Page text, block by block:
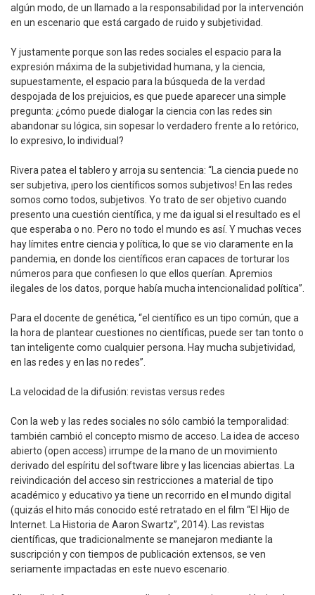
algún modo, de un llamado a la responsabilidad por la intervención
en un escenario que está cargado de ruido y subjetividad.
Y justamente porque son las redes sociales el espacio para la
expresión máxima de la subjetividad humana, y la ciencia,
supuestamente, el espacio para la búsqueda de la verdad
despojada de los prejuicios, es que puede aparecer una simple
pregunta: ¿cómo puede dialogar la ciencia con las redes sin
abandonar su lógica, sin sopesar lo verdadero frente a lo retórico,
lo expresivo, lo individual?
Rivera patea el tablero y arroja su sentencia: “La ciencia puede no
ser subjetiva, ¡pero los científicos somos subjetivos! En las redes
somos como todos, subjetivos. Yo trato de ser objetivo cuando
presento una cuestión científica, y me da igual si el resultado es el
que esperaba o no. Pero no todo el mundo es así. Y muchas veces
hay límites entre ciencia y política, lo que se vio claramente en la
pandemia, en donde los científicos eran capaces de torturar los
números para que confiesen lo que ellos querían. Apremios
ilegales de los datos, porque había mucha intencionalidad política”.
Para el docente de genética, “el científico es un tipo común, que a
la hora de plantear cuestiones no científicas, puede ser tan tonto o
tan inteligente como cualquier persona. Hay mucha subjetividad,
en las redes y en las no redes”.
La velocidad de la difusión: revistas versus redes
Con la web y las redes sociales no sólo cambió la temporalidad:
también cambió el concepto mismo de acceso. La idea de acceso
abierto (open access) irrumpe de la mano de un movimiento
derivado del espíritu del software libre y las licencias abiertas. La
reivindicación del acceso sin restricciones a material de tipo
académico y educativo ya tiene un recorrido en el mundo digital
(quizás el hito más conocido esté retratado en el film “El Hijo de
Internet. La Historia de Aaron Swartz”, 2014). Las revistas
científicas, que tradicionalmente se manejaron mediante la
suscripción y con tiempos de publicación extensos, se ven
seriamente impactadas en este nuevo escenario.